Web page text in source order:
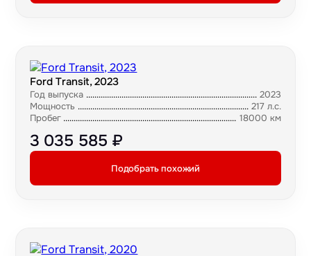
Ford Transit, 2023
Год выпуска
2023
Мощность
217 л.с.
Пробег
18000 км
3 035 585 ₽
Подобрать похожий